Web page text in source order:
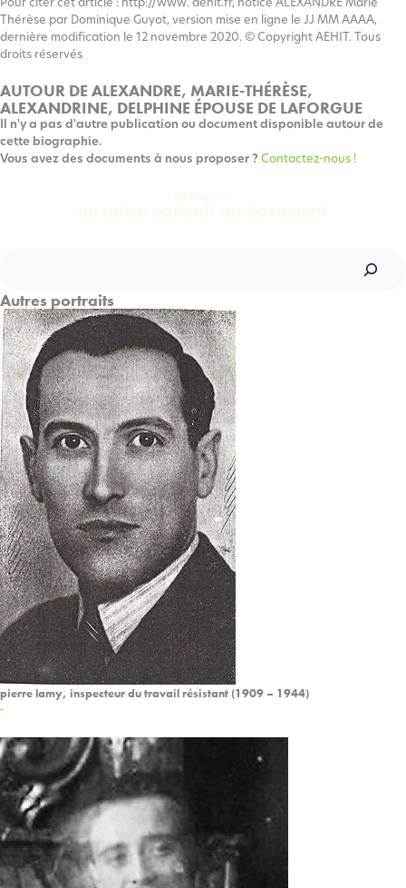
Pour citer cet article : http://www. aehit.fr, notice ALEXANDRE Marie
Thérèse par Dominique Guyot, version mise en ligne le JJ MM AAAA,
dernière modification le 12 novembre 2020. © Copyright AEHIT. Tous
droits réservés
AUTOUR DE ALEXANDRE, MARIE-THÉRÈSE,
ALEXANDRINE, DELPHINE ÉPOUSE DE LAFORGUE
Il n'y a pas d'autre publication ou document disponible autour de
cette biographie.
Vous avez des documents à nous proposer ? Contactez-nous !
Autres portraits
pierre lamy, inspecteur du travail résistant (1909 – 1944)
-